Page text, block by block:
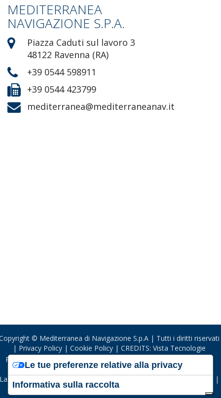
MEDITERRANEA
NAVIGAZIONE S.P.A.
Piazza Caduti sul lavoro 3
48122 Ravenna (RA)
+39 0544 598911
+39 0544 423799
mediterranea@mediterraneanav.it
© Mediterranea di Navigazione S.p.A | Tutti i diritti riservati
Privacy Policy
Cookie Policy
CREDITS: Vista Tecnologie
Registro imprese di Trieste | R.E.A. 99987 |
P.iva: 00614690329 |
Capitale sociale € 5.000.000,00€ i.v. |
La Mediterranea di Navigazione S.p.A. non è in stato di liquidazione |
La Mediterranea di Navigazione S.p.A. non è a socio unico
Le tue preferenze relative alla privacy
Informativa sulla raccolta